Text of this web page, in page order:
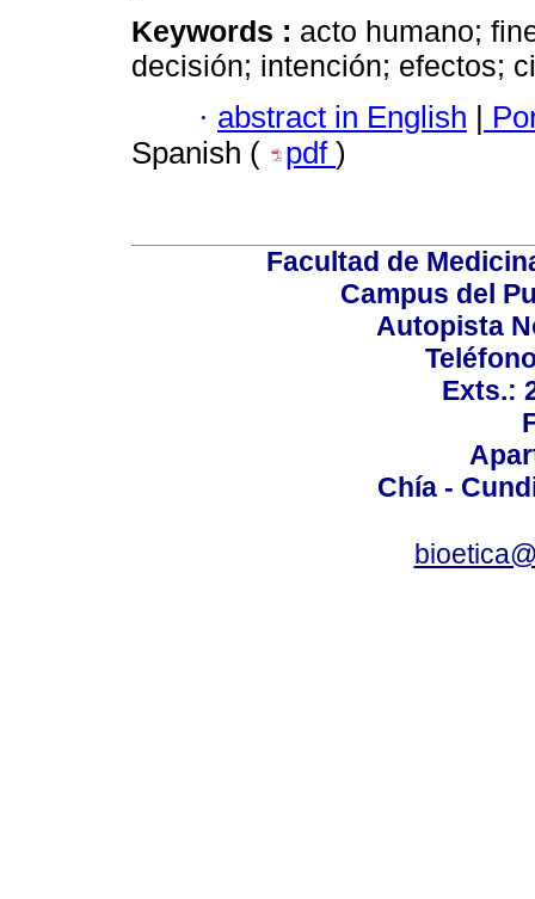
Keywords : acto humano;
decisión; intención; efectos;
· abstract in English |
Spanish (
pdf )
Facultad de
Campus del
Autopista
Exts.:
Chía -